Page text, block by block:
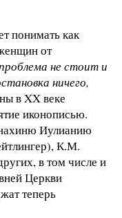
понимать как
от
не стоит и
ничего,
в XX веке
иконописью.
Иулианию
К.М.
в том числе и
Церкви
теперь